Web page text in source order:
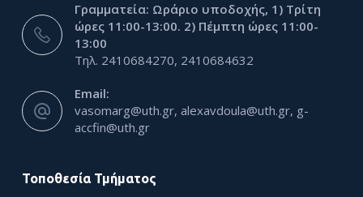
Γραμματεία: Ωράριο υποδοχής, 1) Τρίτη
ώρες 11:00-13:00. 2) Πέμπτη ώρες 11:00-
13:00
Τηλ. 2410684270, 2410684632
Email:
vasomarg@uth.gr, alexavdoula@uth.gr, g-
accfin@uth.gr
Τοποθεσία Τμήματος